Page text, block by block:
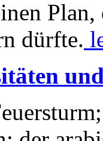
Plan,
dürfte.